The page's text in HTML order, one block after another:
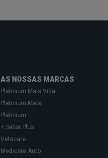
AS NOSSAS MARCAS
Platinium Mais Vida
Platinium Mais
Platinium
+ Sabor Plus
Vetecare
Medicare Auto